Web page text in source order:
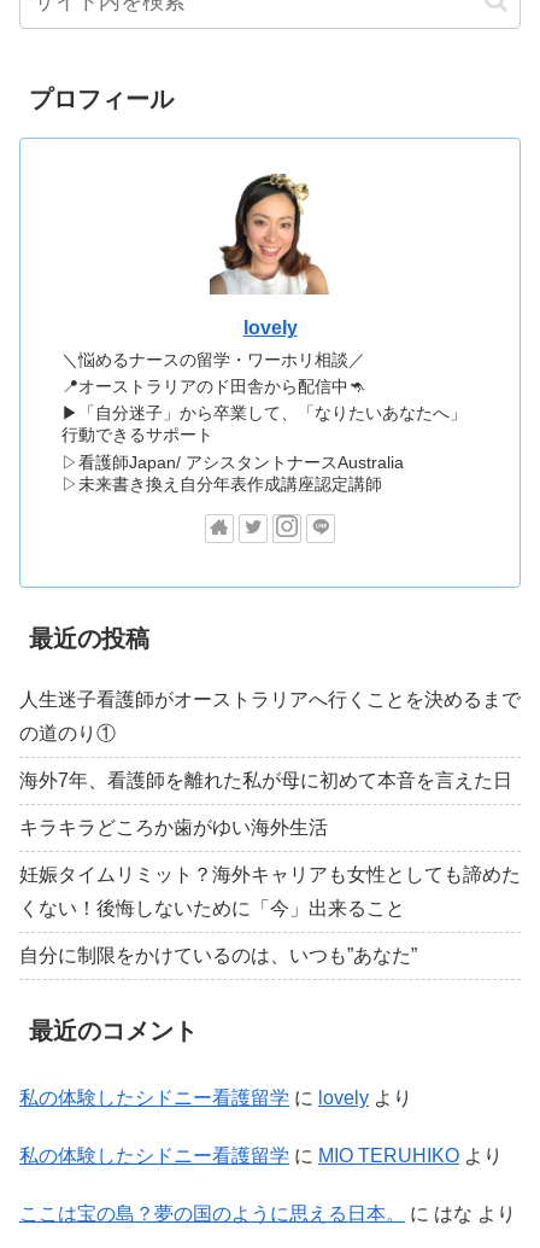
プロフィール
lovely
＼悩めるナースの留学・ワーホリ相談／
📍オーストラリアのド田舎から配信中🦘
▶「自分迷子」から卒業して、「なりたいあなたへ」
行動できるサポート
▷看護師Japan/ アシスタントナースAustralia
▷未来書き換え自分年表作成講座認定講師
最近の投稿
人生迷子看護師がオーストラリアへ行くことを決めるまで
の道のり①
海外7年、看護師を離れた私が母に初めて本音を言えた日
キラキラどころか歯がゆい海外生活
妊娠タイムリミット？海外キャリアも女性としても諦めた
くない！後悔しないために「今」出来ること
自分に制限をかけているのは、いつも”あなた”
最近のコメント
私の体験したシドニー看護留学 に lovely より
私の体験したシドニー看護留学 に MIO TERUHIKO より
ここは宝の島？夢の国のように思える日本。 に はな より